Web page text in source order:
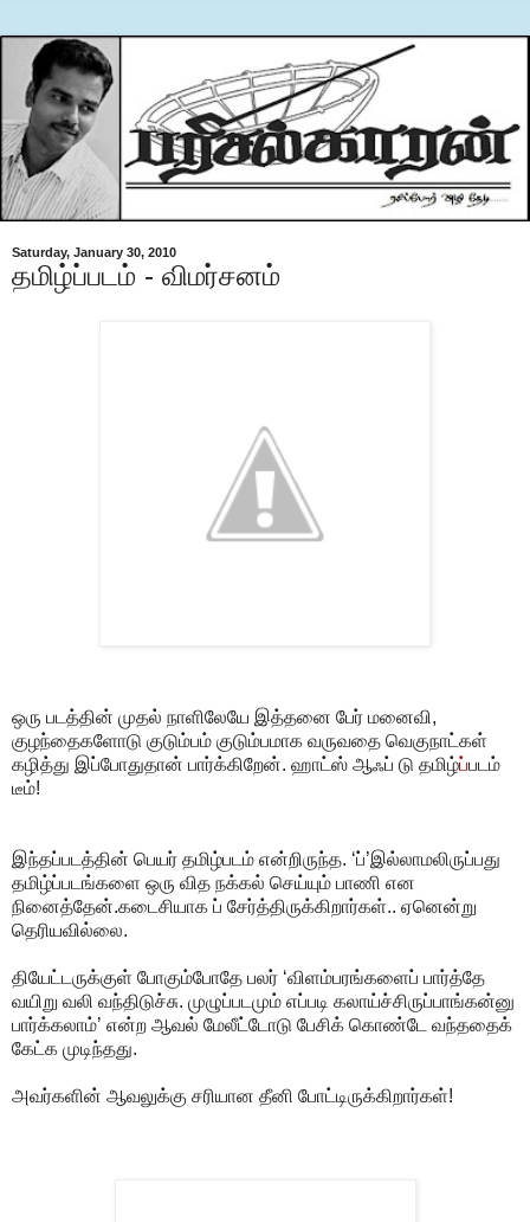
Saturday, January 30, 2010
தமிழ்ப்படம் - விமர்சனம்
ஒரு படத்தின் முதல் நாளிலேயே இத்தனை பேர் மனைவி,
குழந்தைகளோடு குடும்பம் குடும்பமாக வருவதை வெகுநாட்கள்
கழித்து இப்போதுதான் பார்க்கிறேன். ஹாட்ஸ் ஆஃப் டு தமிழ்ப்படம்
டீம்!
இந்தப்படத்தின் பெயர் தமிழ்படம் என்றிருந்த. ‘ப்’இல்லாமலிருப்பது
தமிழ்ப்படங்களை ஒரு வித நக்கல் செய்யும் பாணி என
நினைத்தேன்.கடைசியாக ப் சேர்த்திருக்கிறார்கள்.. ஏனென்று
தெரியவில்லை.
தியேட்டருக்குள் போகும்போதே பலர் ‘விளம்பரங்களைப் பார்த்தே
வயிறு வலி வந்திடுச்சு. முழுப்படமும் எப்படி கலாய்ச்சிருப்பாங்கன்னு
பார்க்கலாம்’ என்ற ஆவல் மேலீட்டோடு பேசிக் கொண்டே வந்ததைக்
கேட்க முடிந்தது.
அவர்களின் ஆவலுக்கு சரியான தீனி போட்டிருக்கிறார்கள்!